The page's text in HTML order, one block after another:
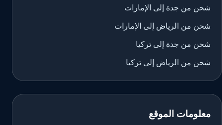
شحن من جدة إلى الإمارات
شحن من الرياض إلى الإمارات
شحن من جدة إلى تركيا
شحن من الرياض إلى تركيا
معلومات الموقع